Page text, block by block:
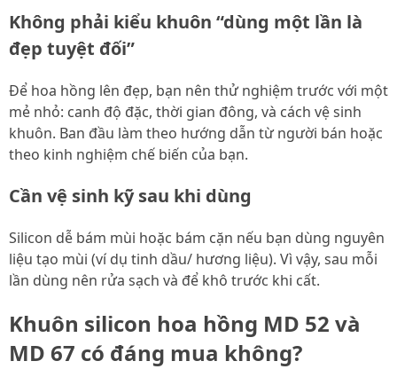
Không phải kiểu khuôn “dùng một lần là
đẹp tuyệt đối”
Để hoa hồng lên đẹp, bạn nên thử nghiệm trước với một
mẻ nhỏ: canh độ đặc, thời gian đông, và cách vệ sinh
khuôn. Ban đầu làm theo hướng dẫn từ người bán hoặc
theo kinh nghiệm chế biến của bạn.
Cần vệ sinh kỹ sau khi dùng
Silicon dễ bám mùi hoặc bám cặn nếu bạn dùng nguyên
liệu tạo mùi (ví dụ tinh dầu/ hương liệu). Vì vậy, sau mỗi
lần dùng nên rửa sạch và để khô trước khi cất.
Khuôn silicon hoa hồng MD 52 và
MD 67 có đáng mua không?